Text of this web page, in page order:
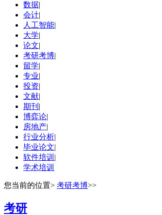
数据|
会计|
人工智能|
大学|
论文|
考研考博|
留学|
专业|
投资|
文献|
期刊 |
博弈论|
房地产|
行业分析|
毕业论文|
软件培训 |
学术培训
您当前的位置> 考研考博>>
考研